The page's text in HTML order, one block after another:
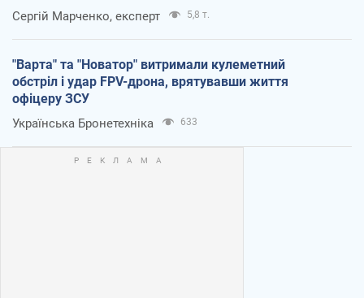
Сергій Марченко, експерт 5,8 т.
"Варта" та "Новатор" витримали кулеметний
обстріл і удар FPV-дрона, врятувавши життя
офіцеру ЗСУ
Українська Бронетехніка 633